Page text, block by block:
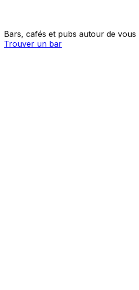
Bars, cafés et pubs autour de vous
Trouver un bar